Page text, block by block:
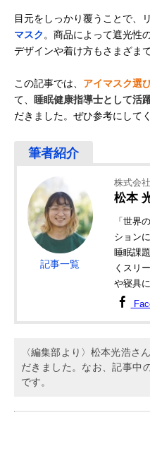
目元をしっかり覆うことで、
マスク 。商品によって遮光性
デザインや着け方もさまざまで
この記事では、 アイマスク選
て、
睡眠健康指導士として活
だきました。ぜひ参考にして
記事一覧
株式会
松本
「世界
ション
睡眠課
くスリ
や寝具
〈編集部より〉松本光浩さ
だきました。なお、記事中
です。